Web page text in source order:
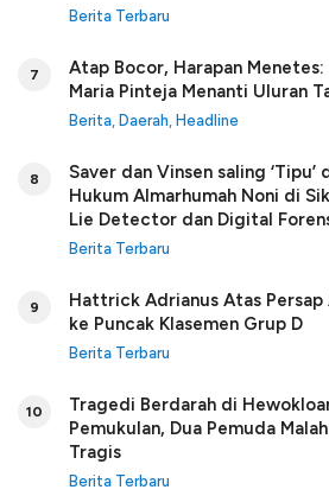
Berita Terbaru
7
Atap Bocor, Harapan
Maria Pinteja Menanti Uluran
Berita, Daerah, Headline
8
Saver dan Vinsen saling ‘Tipu’
Hukum Almarhumah Noni di
Lie Detector dan Digital
Berita Terbaru
9
Hattrick Adrianus Atas Persap
ke Puncak Klasemen Grup D
Berita Terbaru
10
Tragedi Berdarah di
Pemukulan, Dua Pemuda
Tragis
Berita Terbaru